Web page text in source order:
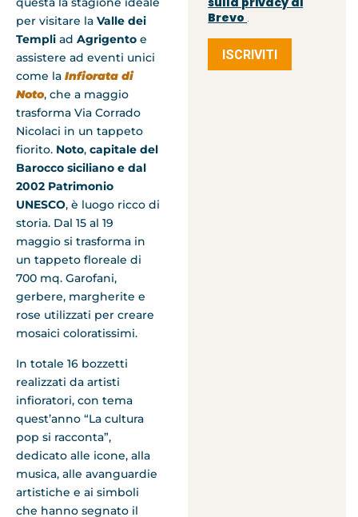
per visitare la Valle dei
Templi ad Agrigento e
assistere ad eventi unici
come la Infiorata di
Noto, che a maggio
trasforma Via Corrado
Nicolaci in un tappeto
fiorito. Noto, capitale del
Barocco siciliano e dal
2002 Patrimonio
UNESCO, è luogo ricco di
storia. Dal 15 al 19
maggio si trasforma in
un tappeto floreale di
700 mq. Garofani,
gerbere, margherite e
rose utilizzati per creare
mosaici coloratissimi.
In totale 16 bozzetti
realizzati da artisti
infioratori, con tema
quest’anno “La cultura
pop si racconta”,
dedicato alle icone, alla
musica, alle avanguardie
artistiche e ai simboli
che hanno segnato il
Brevo .
ISCRIVITI